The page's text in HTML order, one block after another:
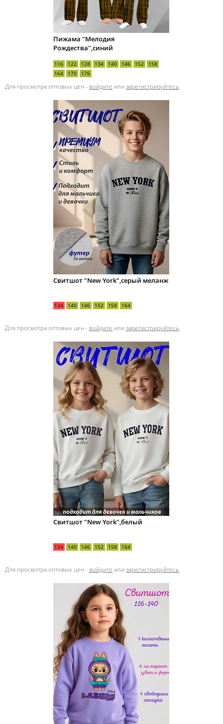
Пижама "Мелодия
Рождества",синий
116 122 128 134 140 146 152
158
164
170 176
Для просмотра оптовых цен - войдите или зарегистрируйтесь
Свитшот "New York",серый меланж
134 140 146 152 158 164
Для просмотра оптовых цен - войдите или зарегистрируйтесь
Свитшот "New York",белый
134 140 146 152 158 164
Для просмотра оптовых цен - войдите или зарегистрируйтесь